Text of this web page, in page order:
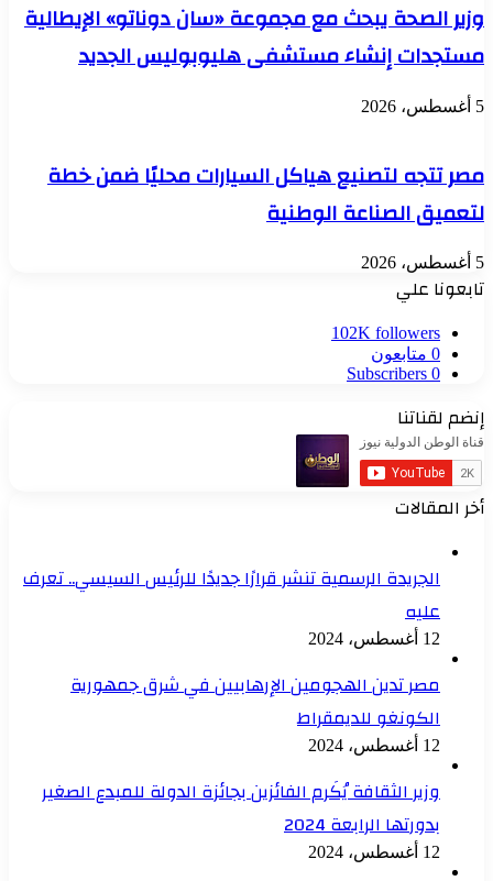
وزير الصحة يبحث مع مجموعة «سان دوناتو» الإيطالية
مستجدات إنشاء مستشفى هليوبوليس الجديد
5 أغسطس، 2026
مصر تتجه لتصنيع هياكل السيارات محليًا ضمن خطة
لتعميق الصناعة الوطنية
5 أغسطس، 2026
تابعونا علي
102K followers
0 متابعون
0
Subscribers
إنضم لقناتنا
أخر المقالات
الجريدة الرسمية تنشر قرارًا جديدًا للرئيس السيسي.. تعرف
عليه
12 أغسطس، 2024
مصر تدين الهجومين الإرهابيين في شرق جمهورية
الكونغو للديمقراط
12 أغسطس، 2024
وزير الثقافة يُكَرم الفائزين بجائزة الدولة للمبدع الصغير
بدورتها الرابعة 2024
12 أغسطس، 2024